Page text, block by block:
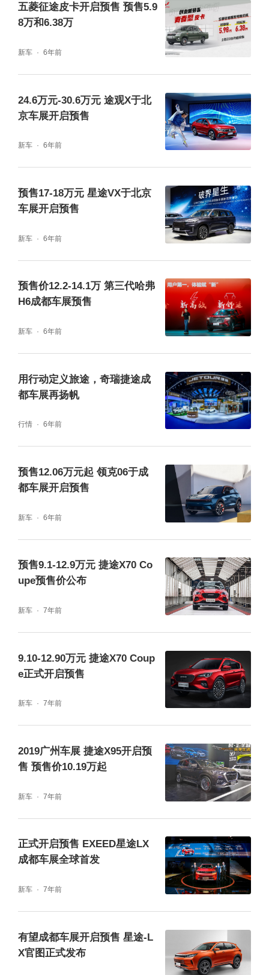
吹响强有力的冲锋号，进一步赋能捷途汽车“旅
行+”市场大幅拓圈，加速推动旅行越野SUV市
场“内卷”。未来，捷途汽车也将继续坚定“旅行
+”战略定力，依托昆仑架构的技术赋能，打造
更多最懂旅行的产品，不断开辟新的出行场景
体验，加速布局“旅行+”2.0时代的技术和产品
迭代，携手更多全球用户一起向往、就前往，
五菱征途皮卡开启预售 预售5.9
8万和6.38万
新车 6年前
24.6万元-30.6万元 途观X于北
京车展开启预售
新车 6年前
预售17-18万元 星途VX于北京
车展开启预售
新车 6年前
预售价12.2-14.1万 第三代哈弗
H6成都车展预售
新车 6年前
用行动定义旅途，奇瑞捷途成
都车展再扬帆
行情 6年前
预售12.06万元起 领克06于成
都车展开启预售
新车 6年前
预售9.1-12.9万元 捷途X70 Co
upe预售价公布
新车 7年前
9.10-12.90万元 捷途X70 Coup
e正式开启预售
新车 7年前
2019广州车展 捷途X95开启预
售 预售价10.19万起
新车 7年前
正式开启预售 EXEED星途LX
成都车展全球首发
新车 7年前
有望成都车展开启预售 星途-L
X官图正式发布